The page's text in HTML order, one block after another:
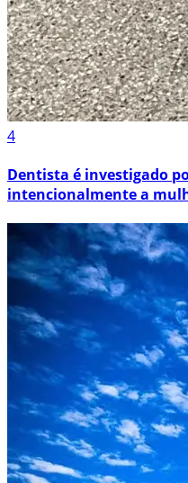
4
Dentista é investigado
intencionalmente a